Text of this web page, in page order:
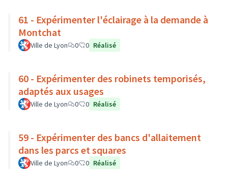
61 - Expérimenter l'éclairage à la demande à
Montchat
Ville de Lyon 0 0 Réalisé
60 - Expérimenter des robinets temporisés,
adaptés aux usages
Ville de Lyon 0 0 Réalisé
59 - Expérimenter des bancs d'allaitement
dans les parcs et squares
Ville de Lyon 0 0 Réalisé